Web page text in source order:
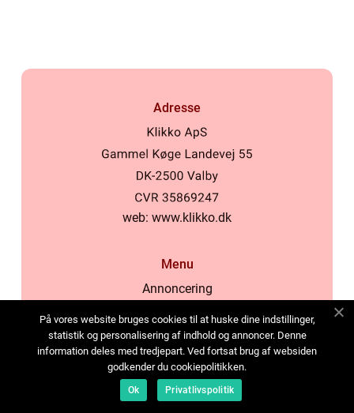
Adresse
web: www.klikko.dk
Menu
Annoncering
Cookies
Kontakt os
Sitemap
På vores website bruges cookies til at huske dine indstillinger,
statistik og personalisering af indhold og annoncer. Denne
information deles med tredjepart. Ved fortsat brug af websiden
godkender du cookiepolitikken.
Ok Privatlivspolitik